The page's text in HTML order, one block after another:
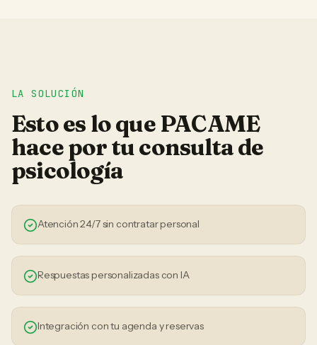
LA SOLUCIÓN
Esto es lo que PACAME
hace por tuconsulta de
psicología
Atención 24/7 sin contratar personal
Respuestas personalizadas con IA
Integración con tu agenda y reservas